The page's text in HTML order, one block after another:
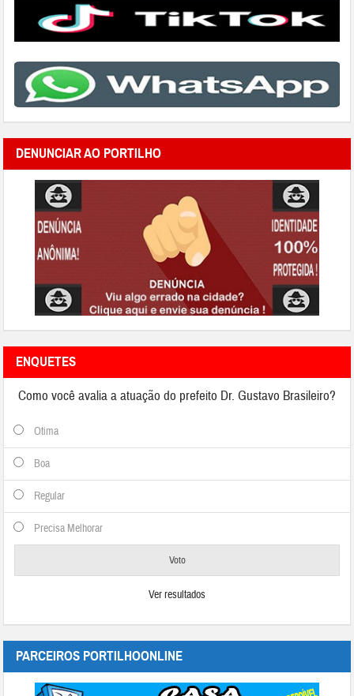
DENUNCIAR AO PORTILHO
ENQUETES
Como você avalia a atuação do prefeito Dr. Gustavo Brasileiro?
Otima
Boa
Regular
Precisa Melhorar
Ver resultados
PARCEIROS PORTILHOONLINE